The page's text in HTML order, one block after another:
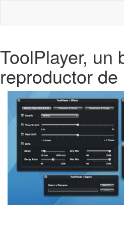
ToolPlayer, un
reproductor de